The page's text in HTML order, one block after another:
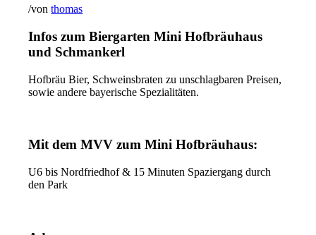
/vonthomas
Infos zum Biergarten Mini Hofbräuhaus
und Schmankerl
Hofbräu Bier, Schweinsbraten zu unschlagbaren Preisen,
sowie andere bayerische Spezialitäten.
Mit dem MVV zum Mini Hofbräuhaus:
U6 bis Nordfriedhof & 15 Minuten Spaziergang durch
den Park